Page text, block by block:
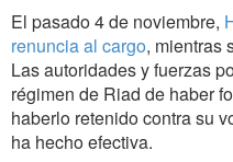
El pasado 4 de noviembre,
renuncia al cargo, mientras
Las autoridades y fuerzas
régimen de Riad de haber
haberlo retenido contra su
ha hecho efectiva.